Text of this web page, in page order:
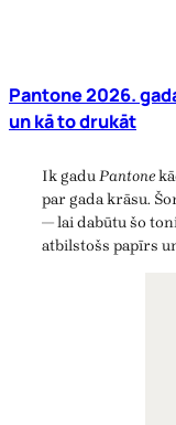
Pantone 2026.
un kā to drukāt
Ik gaduPantone
par gada krāsu.
— lai dabūtu šo
atbilstošs papīrs